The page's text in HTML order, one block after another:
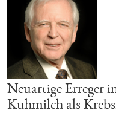
Neuartige Erreger
Kuhmilch als